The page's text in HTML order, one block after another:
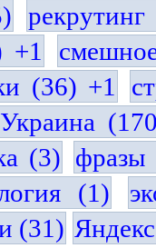
+1
(36) +1
Украина
(3) фразы
(1)
(31)